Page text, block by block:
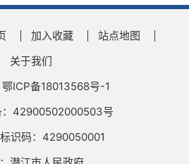
加入收藏
站点地图
关于我们
ICP备18013568号-1
：42900502000503号
识码：4290050001